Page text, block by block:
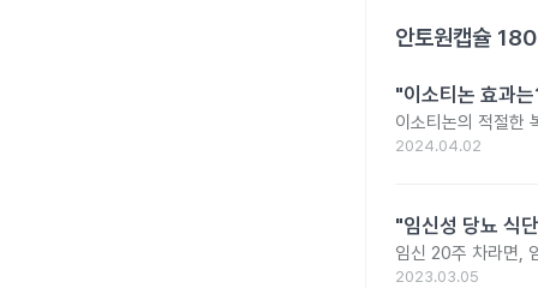
안토원캡슐
"이소티논 효과
이소티논의 적절한
2024.04.02
"임신성 당뇨 식
임신 20주 차라면,
2023.03.05